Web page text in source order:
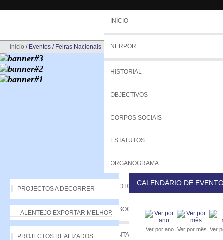
INÍCIO
NERPOR
HISTORIAL
OBJECTIVOS
CORPOS SOCIAIS
ESTATUTOS
ORGANOGRAMA
PROTOCOLOS
ASSOCIADOS
VANTAGENS
Início / Eventos / Feiras Nacionais
PROJECTOS A DECORRER
ALENTEJO EXPORTAR MELHOR
PROJECTOS REALIZADOS
CALENDÁRIO DE
Ver por ano Ver por mês Ver